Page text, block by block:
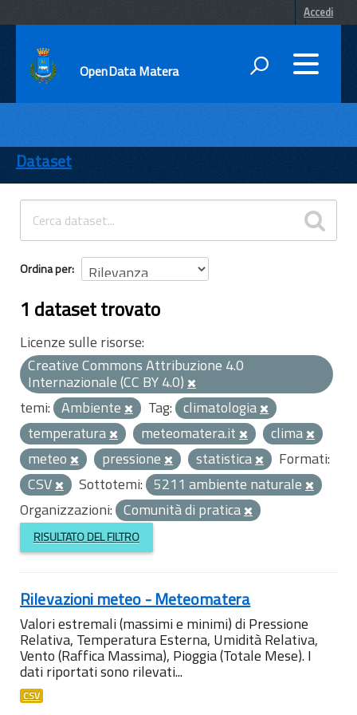
Accedi
OpenData Matera
ENTI
TEMI
INFORMAZIONI
Dataset
Ordina per
1 dataset trovato
Licenze sulle risorse:
Creative Commons Attribuzione 4.0
Internazionale (CC BY 4.0)
temi: Ambiente Tag: climatologia
temperatura
meteomatera.it
clima
meteo
pressione statistica
Formati:
CSV
Sottotemi: 5211 ambiente naturale
Organizzazioni: Comunità di pratica
RISULTATO DEL FILTRO
Rilevazioni meteo - Meteomatera
Valori estremali (massimi e minimi) di Pressione
Relativa, Temperatura Esterna, Umidità Relativa,
Vento (Raffica Massima), Pioggia (Totale Mese). I
dati riportati sono rilevati...
CSV